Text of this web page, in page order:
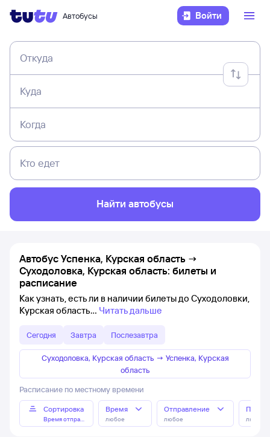
Автобусы Войти
Откуда
Куда
Когда
Кто едет
Найти автобусы
Автобус Успенка, Курская область →
Суходоловка, Курская область: билеты и
расписание
Как узнать, есть ли в наличии билеты до Суходоловки,
Курская область
Читать дальше
Сегодня Завтра Послезавтра
Суходоловка, Курская область → Успенка, Курская
область
Расписание по местному времени
Сортировка
Время отправления
Время
любое
Отправление
любое любое